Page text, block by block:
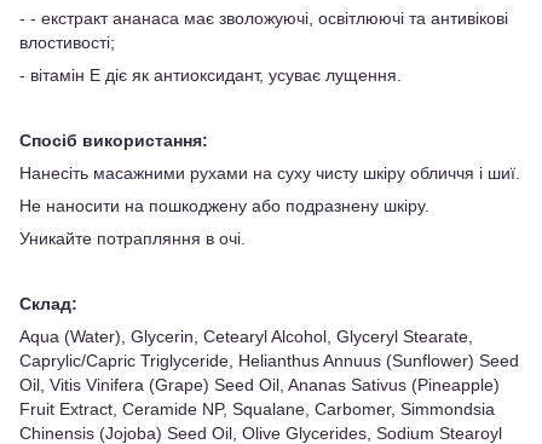
- - екстракт ананаса має зволожуючі, освітлюючі та антивікові
влостивості;
- вітамін Е діє як антиоксидант, усуває лущення.
Спосіб використання:
Нанесіть масажними рухами на суху чисту шкіру обличчя і шиї.
Не наносити на пошкоджену або подразнену шкіру.
Уникайте потрапляння в очі.
Склад:
Aqua (Water), Glycerin, Cetearyl Alcohol, Glyceryl Stearate,
Caprylic/Capric Triglyceride, Helianthus Annuus (Sunflower) Seed
Oil, Vitis Vinifera (Grape) Seed Oil, Ananas Sativus (Pineapple)
Fruit Extract, Ceramide NP, Squalane, Carbomer, Simmondsia
Chinensis (Jojoba) Seed Oil, Olive Glycerides, Sodium Stearoyl